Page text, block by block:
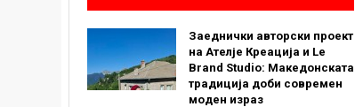
Заеднички авторски проект
на Ателје Креација и Le
Brand Studio: Македонската
традиција доби современ
моден израз